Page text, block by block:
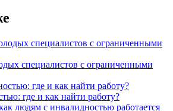
специалистов с ограниченными
где и как найти работу?